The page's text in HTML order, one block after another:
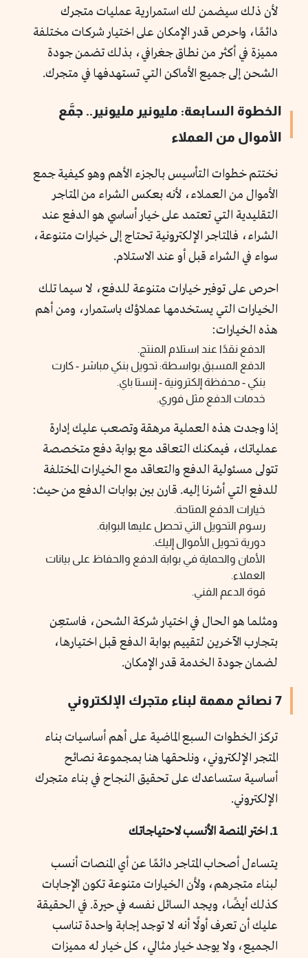
لأن ذلك سيضمن لك استمرارية عمليات متجرك
دائمًا، واحرص قدر الإمكان على اختيار شركات مختلفة
مميزة في أكثر من نطاق جغرافي، بذلك تضمن جودة
الشحن إلى جميع الأماكن التي تستهدفها في متجرك.
الخطوة السابعة: مليونير مليونير.. جمَّع
الأموال من العملاء
نختتم خطوات التأسيس بالجزء الأهم وهو كيفية جمع
الأموال من العملاء، لأنه بعكس الشراء من المتاجر
التقليدية التي تعتمد على خيار أساسي هو الدفع عند
الشراء، فالمتاجر الإلكترونية تحتاج إلى خيارات متنوعة،
سواء في الشراء قبل أو عند الاستلام.
احرص على توفير خيارات متنوعة للدفع، لا سيما تلك
الخيارات التي يستخدمها عملاؤك باستمرار، ومن أهم
هذه الخيارات:
الدفع نقدًا عند استلام المنتج.
الدفع المسبق بواسطة: تحويل بنكي مباشر - كارت
بنكي - محفظة إلكترونية - إنستا باي.
خدمات الدفع مثل فوري.
إذا وجدت هذه العملية مرهقة وتصعب عليك إدارة
عملياتك، فيمكنك التعاقد مع بوابة دفع متخصصة
تتولى مسئولية الدفع والتعاقد مع الخيارات المختلفة
للدفع التي أشرنا إليه. قارن بين بوابات الدفع من حيث:
خيارات الدفع المتاحة.
رسوم التحويل التي تحصل عليها البوابة.
دورية تحويل الأموال إليك.
الأمان والحماية في بوابة الدفع والحفاظ على بيانات
العملاء.
قوة الدعم الفني.
ومثلما هو الحال في اختيار شركة الشحن، فاستعِن
بتجارب الآخرين لتقييم بوابة الدفع قبل اختيارها،
لضمان جودة الخدمة قدر الإمكان.
7 نصائح مهمة لبناء متجرك الإلكتروني
تركز الخطوات السبع الماضية على أهم أساسيات بناء
المتجر الإلكتروني، ونلحقها هنا بمجموعة نصائح
أساسية ستساعدك على تحقيق النجاح في بناء متجرك
الإلكتروني.
1. اختر المنصة الأنسب لاحتياجاتك
يتساءل أصحاب المتاجر دائمًا عن أي المنصات أنسب
لبناء متجرهم، ولأن الخيارات متنوعة تكون الإجابات
كذلك أيضًا، ويجد السائل نفسه في حيرة. في الحقيقة
عليك أن تعرف أولًا أنه لا توجد إجابة واحدة تناسب
الجميع، ولا يوجد خيار مثالي، كل خيار له مميزات